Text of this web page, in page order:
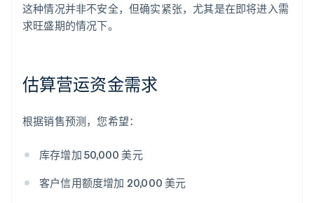
这种情况并非不安全，但确实紧张，尤其是在即将进入需
求旺盛期的情况下。
估算营运资金需求
根据销售预测，您希望：
库存增加 50,000 美元
客户信用额度增加 20,000 美元